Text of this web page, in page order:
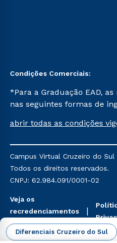
Diferenciais Cruzeiro do Sul
Condições Comerciais:
*Para a Graduação EAD,
nas seguintes formas de
Já para as demais, a taxa
mencionadas são
Religioso, Geografia para a
do Ensino de História:
abrir todas as condições
Campus Virtual Cruzeiro do
Todos os direitos reservados.
CNPJ: 62.984.091/0001-02
Veja os
recredenciamentos
aqui